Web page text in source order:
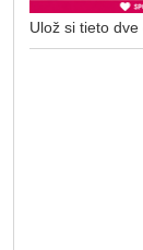
Ulož si tieto